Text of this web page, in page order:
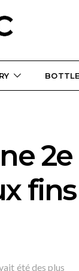
2e
fins
été des plus